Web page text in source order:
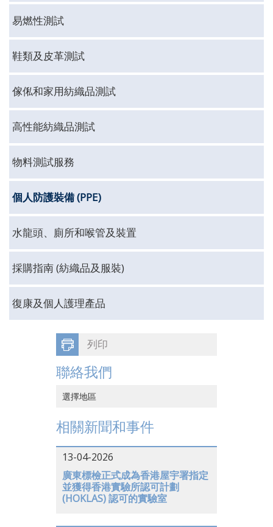
易燃性測試
鞋類及皮革測試
傢俬和家用紡織品測試
高性能紡織品測試
物料測試服務
個人防護裝備 (PPE)
水龍頭、廁所和喉管及裝置
採購指南 (紡織品及服裝)
復康及個人護理產品
列印
聯絡我們
選擇地區
中國香港
越南
日本
相關新聞和事件
13-04-2026
廣東標檢正式成為香港屋宇署指定
並獲得香港實驗所認可計劃
(HOKLAS) 認可的實驗室